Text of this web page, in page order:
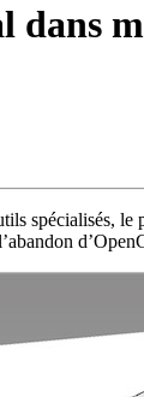
spécialisés, le